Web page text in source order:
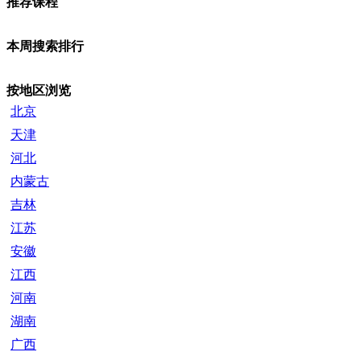
本周搜索排行
按地区浏览
北京
天津
河北
内蒙古
吉林
江苏
安徽
江西
河南
湖南
广西